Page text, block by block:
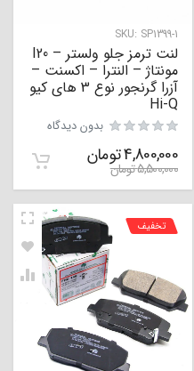
SKU: SP1399-1
لنت ترمز جلو ولستر – I20
مونتاژ – النترا – اکسنت –
آزرا گرنجور نوع 3 های کیو
Hi-Q
بدون دیدگاه
4,800,000تومان
5,500,000تومان
تخفیف